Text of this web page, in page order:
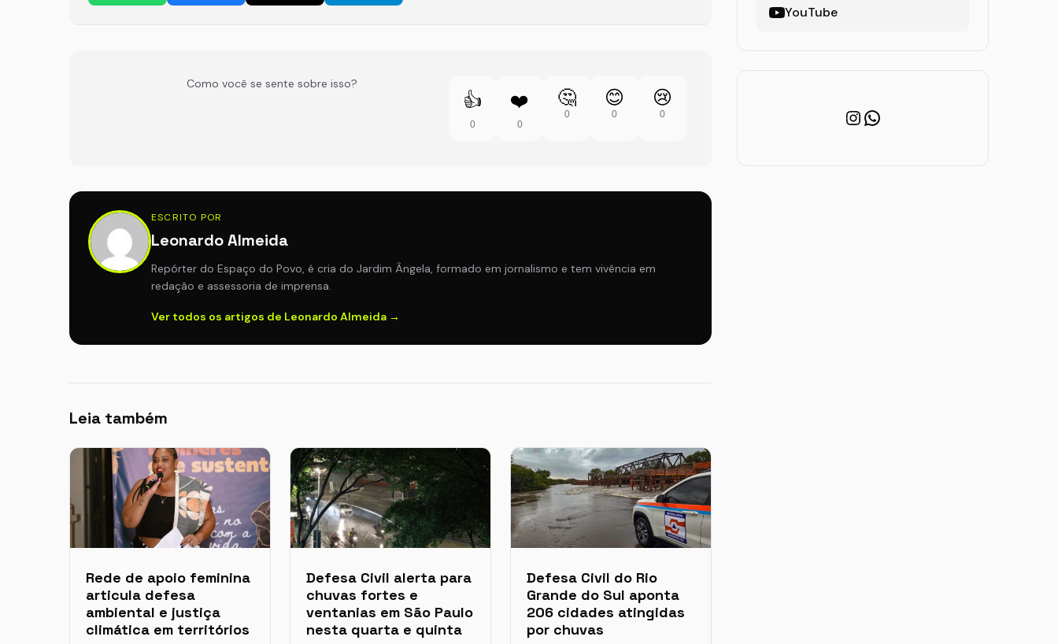
Como você se sente sobre isso?
👍
0
❤️
0
🤔
0
😊
0
😢
0
ESCRITO POR
Leonardo Almeida
Repórter do Espaço do Povo, é cria do Jardim Ângela, formado em jornalismo e tem vivência em
redação e assessoria de imprensa.
Ver todos os artigos de Leonardo Almeida →
Leia também
Rede de apoio feminina
articula defesa
ambiental e justiça
climática em territórios
Defesa Civil alerta para
chuvas fortes e
ventanias em São Paulo
nesta quarta e quinta
Defesa Civil do Rio
Grande do Sul aponta
206 cidades atingidas
por chuvas
YouTube
Instagram
WhatsApp